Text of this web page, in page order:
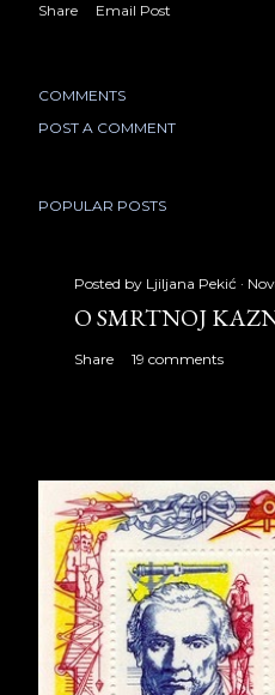
Share Email Post
COMMENTS
POST A COMMENT
POPULAR POSTS
Posted by Ljiljana Pekić
O SMRTNOJ
Share 19 comments